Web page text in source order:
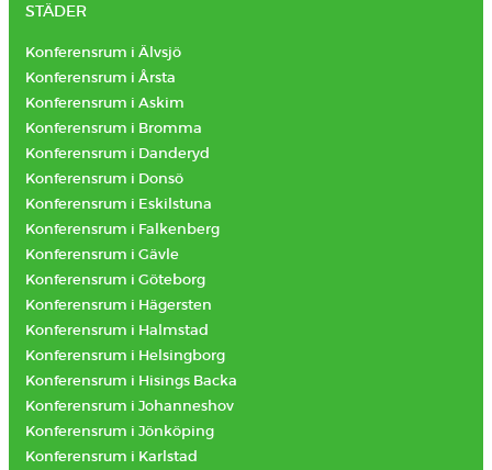
STÄDER
Konferensrum i Älvsjö
Konferensrum i Årsta
Konferensrum i Askim
Konferensrum i Bromma
Konferensrum i Danderyd
Konferensrum i Donsö
Konferensrum i Eskilstuna
Konferensrum i Falkenberg
Konferensrum i Gävle
Konferensrum i Göteborg
Konferensrum i Hägersten
Konferensrum i Halmstad
Konferensrum i Helsingborg
Konferensrum i Hisings Backa
Konferensrum i Johanneshov
Konferensrum i Jönköping
Konferensrum i Karlstad